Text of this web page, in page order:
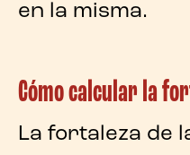
en la misma.
Cómo calcular la
La fortaleza de